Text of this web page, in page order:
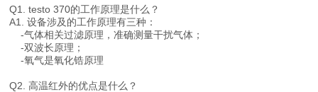
Q1. testo 370的工作原理是什么？
A1. 设备涉及的工作原理有三种：
-气体相关过滤原理，准确测量干扰气体；
-双波长原理；
-氧气是氧化锆原理
Q2. 高温红外的优点是什么？